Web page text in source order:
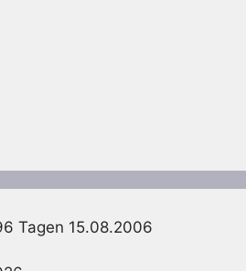
Tagen 15.08.2006